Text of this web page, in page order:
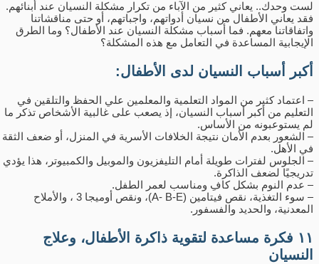
لست وحدك.. يعاني كثير من الآباء من تكرار مشكلة النسيان عند أبنائهم.
فقد يعاني الأطفال من نسيان أدواتهم، واجباتهم، أو حتى مناقشاتنا
واتفاقاتنا معهم. فما أسباب مشكلة النسيان عند الأطفال؟ وما الطرق
الإيجابية المساعدة في التعامل مع هذه المشكلة؟
أكبر أسباب النسيان لدى الأطفال:
– اعتماد كثير من المواد التعلمية والمعلمين علي الحفظ والتلقين في
التعليم من أكبر أسباب النسيان، إذ يصعب على غالبية الأشخاص تذكر ما
لم يستوعبونه من الأساس.
– الشعور بعدم الأمان نتيجة الخلافات الأسرية في المنزل، أو ضعف الثقة
في الأهل.
– الجلوس لفترات طويلة أمام التليفزيون والموبيل والكمبيوتر، هذا يؤدي
تدريجيًا لضعف الذاكرة.
– عدم النوم بشكل كافِ ومناسب لعمر الطفل.
– سوء التغذية، نقص فيتامين (A- B-E)، ونقص أوميجا 3 ، والأملاح
المعدنية، والحديد والفسفور.
١١ فكرة مساعدة لتقوية ذاكرة الأطفال، وعلاج
النسيان